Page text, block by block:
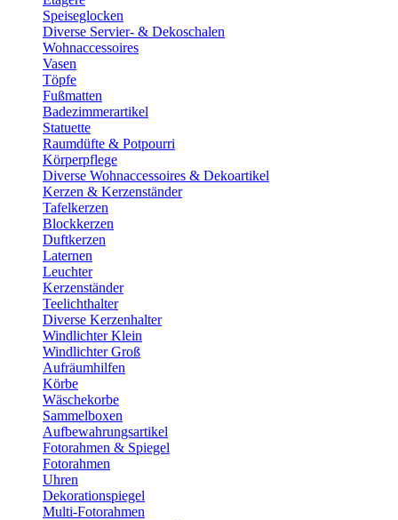
Speiseglocken
Diverse Servier- & Dekoschalen
Wohnaccessoires
Vasen
Töpfe
Fußmatten
Badezimmerartikel
Statuette
Raumdüfte & Potpourri
Körperpflege
Diverse Wohnaccessoires & Dekoartikel
Kerzen & Kerzenständer
Tafelkerzen
Blockkerzen
Duftkerzen
Laternen
Leuchter
Kerzenständer
Teelichthalter
Diverse Kerzenhalter
Windlichter Klein
Windlichter Groß
Aufräumhilfen
Körbe
Wäschekorbe
Sammelboxen
Aufbewahrungsartikel
Fotorahmen & Spiegel
Fotorahmen
Uhren
Dekorationspiegel
Multi-Fotorahmen